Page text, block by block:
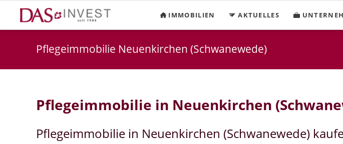
IMMOBILIEN AKTUELLES
Pflegeimmobilie Neuenkirchen (Schwanewede)
Pflegeimmobilie in Neuenkirchen
Pflegeimmobilie in Neuenkirchen (Schwanewede)